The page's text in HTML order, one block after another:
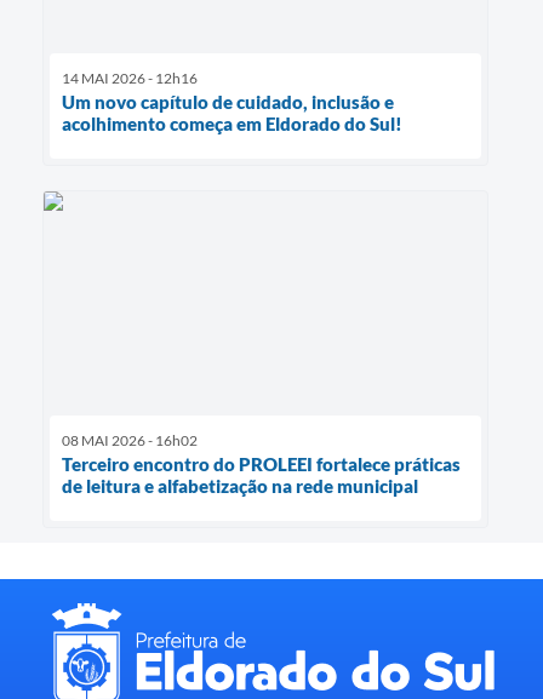
14 MAI 2026 - 12h16
Um novo capítulo de cuidado, inclusão e
acolhimento começa em Eldorado do Sul!
08 MAI 2026 - 16h02
Terceiro encontro do PROLEEI fortalece práticas
de leitura e alfabetização na rede municipal